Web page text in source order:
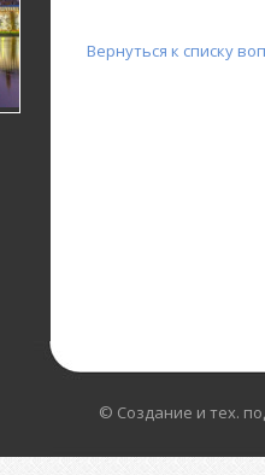
Вернуться к списку
© Создание и тех.